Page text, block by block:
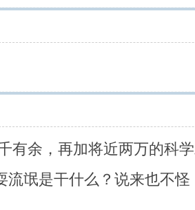
有余，再加将近两万的科
氓是干什么？说来也不